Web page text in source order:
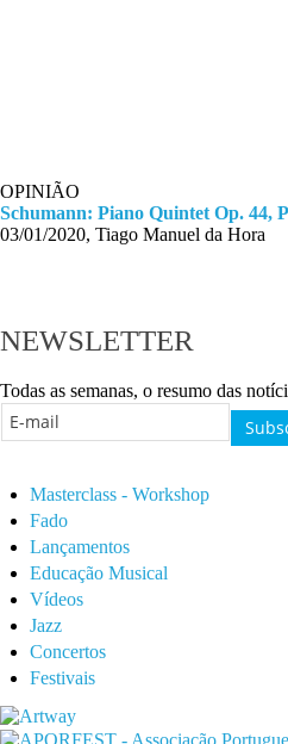
OPINIÃO
Schumann: Piano Quintet Op. 44,
03/01/2020, Tiago Manuel da Hora
NEWSLETTER
Todas as semanas, o resumo das
Masterclass - Workshop
Fado
Lançamentos
Educação Musical
Vídeos
Jazz
Concertos
Festivais